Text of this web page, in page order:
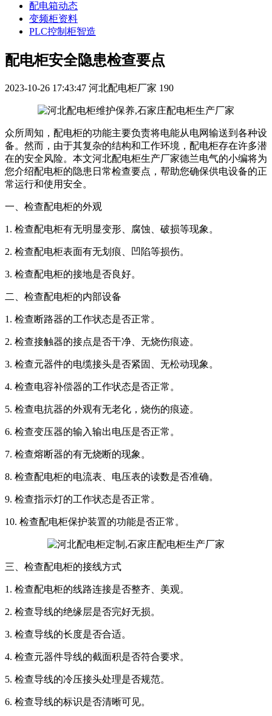
配电箱动态
变频柜资料
PLC控制柜智造
配电柜安全隐患检查要点
2023-10-26 17:43:47 河北配电柜厂家 190
众所周知，配电柜的功能主要负责将电能从电网输送到各种设
备。然而，由于其复杂的结构和工作环境，配电柜存在许多潜
在的安全风险。本文河北配电柜生产厂家德兰电气的小编将为
您介绍配电柜的隐患日常检查要点，帮助您确保供电设备的正
常运行和使用安全。
一、检查配电柜的外观
1. 检查配电柜有无明显变形、腐蚀、破损等现象。
2. 检查配电柜表面有无划痕、凹陷等损伤。
3. 检查配电柜的接地是否良好。
二、检查配电柜的内部设备
1. 检查断路器的工作状态是否正常。
2. 检查接触器的接点是否干净、无烧伤痕迹。
3. 检查元器件的电缆接头是否紧固、无松动现象。
4. 检查电容补偿器的工作状态是否正常。
5. 检查电抗器的外观有无老化，烧伤的痕迹。
6. 检查变压器的输入输出电压是否正常。
7. 检查熔断器的有无烧断的现象。
8. 检查配电柜的电流表、电压表的读数是否准确。
9. 检查指示灯的工作状态是否正常。
10. 检查配电柜保护装置的功能是否正常。
三、检查配电柜的接线方式
1. 检查配电柜的线路连接是否整齐、美观。
2. 检查导线的绝缘层是否完好无损。
3. 检查导线的长度是否合适。
4. 检查元器件导线的截面积是否符合要求。
5. 检查导线的冷压接头处理是否规范。
6. 检查导线的标识是否清晰可见。